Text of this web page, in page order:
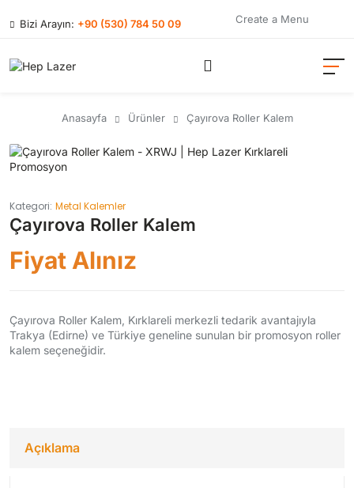
Bizi Arayın: +90 (530) 784 50 09 Create a Menu
Anasayfa Ürünler Çayırova Roller Kalem
Kategori: Metal Kalemler
Çayırova Roller Kalem
Fiyat Alınız
Çayırova Roller Kalem, Kırklareli merkezli tedarik avantajıyla
Trakya (Edirne) ve Türkiye geneline sunulan bir promosyon roller
kalem seçeneğidir.
Açıklama